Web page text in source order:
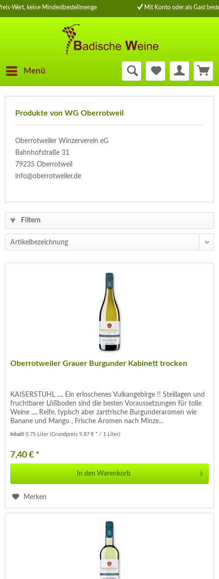
Wert, keine Mindestbestellmenge Mit Konto oder als Gast
Menü
Produkte von WG Oberrotweil
Oberrotweiler Winzerverein eG
Bahnhofstraße 31
79235 Oberrotweil
info@oberrotweiler.de
Filtern
Oberrotweiler Grauer Burgunder Kabinett trocken
KAISERSTUHL .... Ein erloschenes Vulkangebirge !! Steillagen und
fruchtbarer Lößboden sind die besten Voraussetzungen für tolle
Weine .... Reife, typisch aber zartfrische Burgunderaromen wie
Banane und Mango , Frische Aromen nach Minze...
Inhalt0.75 Liter(Grundpreis 9,87 € * / 1 Liter)
7,40 € *
In den Warenkorb
Merken